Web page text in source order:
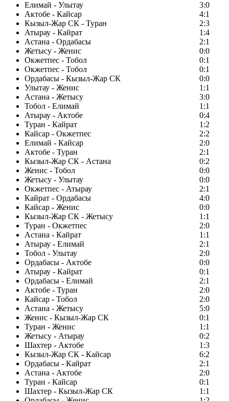
Елимай - Улытау
3:0
Актобе - Кайсар
4:1
Кызыл-Жар СК - Туран
2:3
Атырау - Кайрат
1:4
Астана - Ордабасы
2:1
Жетысу - Женис
0:0
Окжетпес - Тобол
0:1
Окжетпес - Тобол
0:1
Ордабасы - Кызыл-Жар СК
0:0
Улытау - Женис
1:1
Астана - Жетысу
3:0
Тобол - Елимай
1:1
Атырау - Актобе
0:4
Туран - Кайрат
1:2
Кайсар - Окжетпес
2:2
Елимай - Кайсар
2:0
Актобе - Туран
2:1
Кызыл-Жар СК - Астана
0:2
Женис - Тобол
0:0
Жетысу - Улытау
0:0
Окжетпес - Атырау
2:1
Кайрат - Ордабасы
4:0
Кайсар - Женис
0:0
Кызыл-Жар СК - Жетысу
1:1
Туран - Окжетпес
2:0
Астана - Кайрат
1:1
Атырау - Елимай
2:1
Тобол - Улытау
2:0
Ордабасы - Актобе
0:0
Атырау - Кайрат
0:1
Ордабасы - Елимай
2:1
Актобе - Туран
2:0
Кайсар - Тобол
2:0
Астана - Жетысу
5:0
Женис - Кызыл-Жар СК
0:1
Туран - Женис
1:1
Жетысу - Атырау
0:2
Шахтер - Актобе
1:3
Кызыл-Жар СК - Кайсар
6:2
Ордабасы - Кайрат
2:1
Астана - Актобе
2:0
Туран - Кайсар
0:1
Шахтер - Кызыл-Жар СК
1:1